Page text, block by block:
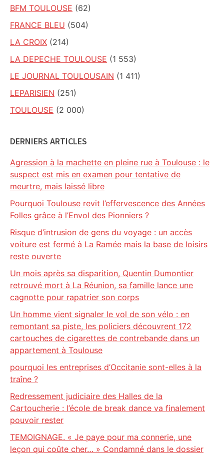
BFM TOULOUSE (62)
FRANCE BLEU (504)
LA CROIX (214)
LA DEPECHE TOULOUSE (1 553)
LE JOURNAL TOULOUSAIN (1 411)
LEPARISIEN (251)
TOULOUSE (2 000)
DERNIERS ARTICLES
Agression à la machette en pleine rue à Toulouse : le
suspect est mis en examen pour tentative de
meurtre, mais laissé libre
Pourquoi Toulouse revit l’effervescence des Années
Folles grâce à l’Envol des Pionniers ?
Risque d’intrusion de gens du voyage : un accès
voiture est fermé à La Ramée mais la base de loisirs
reste ouverte
Un mois après sa disparition, Quentin Dumontier
retrouvé mort à La Réunion, sa famille lance une
cagnotte pour rapatrier son corps
Un homme vient signaler le vol de son vélo : en
remontant sa piste, les policiers découvrent 172
cartouches de cigarettes de contrebande dans un
appartement à Toulouse
pourquoi les entreprises d’Occitanie sont-elles à la
traîne ?
Redressement judiciaire des Halles de la
Cartoucherie : l’école de break dance va finalement
pouvoir rester
TEMOIGNAGE. « Je paye pour ma connerie, une
leçon qui coûte cher… » Condamné dans le dossier